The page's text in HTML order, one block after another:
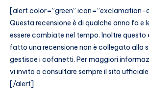
[alert color=”green” icon=”exclamation-
Questa recensione è di qualche anno fa e
essere cambiate nel tempo. Inoltre questo
fatto una recensione non è collegato alla
gestisce i cofanetti. Per maggiori
vi invito a consultare sempre il sito
[/alert]